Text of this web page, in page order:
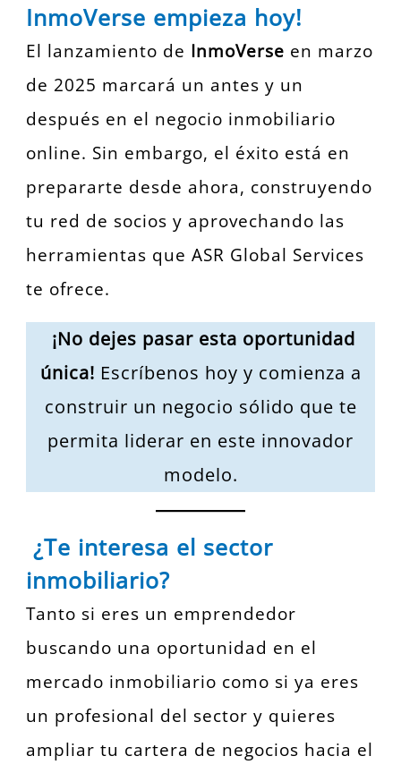
InmoVerse empieza hoy!
El lanzamiento de InmoVerse en marzo
de 2025 marcará un antes y un
después en el negocio inmobiliario
online. Sin embargo, el éxito está en
prepararte desde ahora, construyendo
tu red de socios y aprovechando las
herramientas que ASR Global Services
te ofrece.
¡No dejes pasar esta oportunidad
única! Escríbenos hoy y comienza a
construir un negocio sólido que te
permita liderar en este innovador
modelo.
¿Te interesa el sector
inmobiliario?
Tanto si eres un emprendedor
buscando una oportunidad en el
mercado inmobiliario como si ya eres
un profesional del sector y quieres
ampliar tu cartera de negocios hacia el